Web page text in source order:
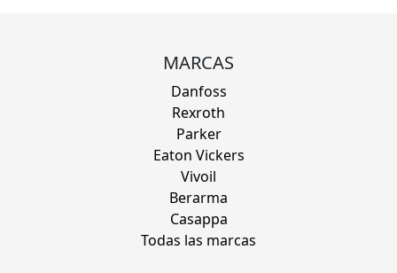
MARCAS
Danfoss
Rexroth
Parker
Eaton Vickers
Vivoil
Berarma
Casappa
Todas las marcas